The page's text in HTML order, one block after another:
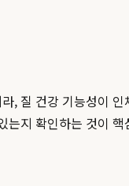
, 질 건강 기능성이
확인하는 것이 핵